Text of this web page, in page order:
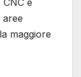
e
maggiore